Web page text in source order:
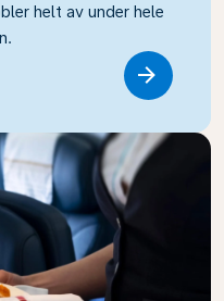
helt av under hele